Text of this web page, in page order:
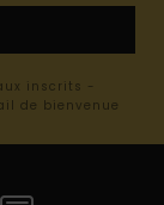
inscrits -
de bienvenue